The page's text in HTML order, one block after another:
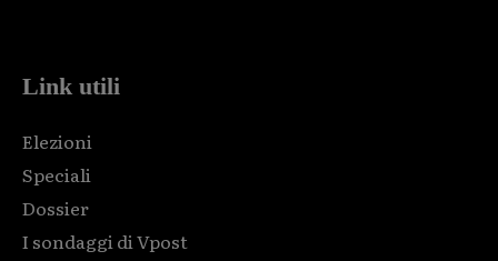
Link utili
Elezioni
Speciali
Dossier
I sondaggi di Vpost